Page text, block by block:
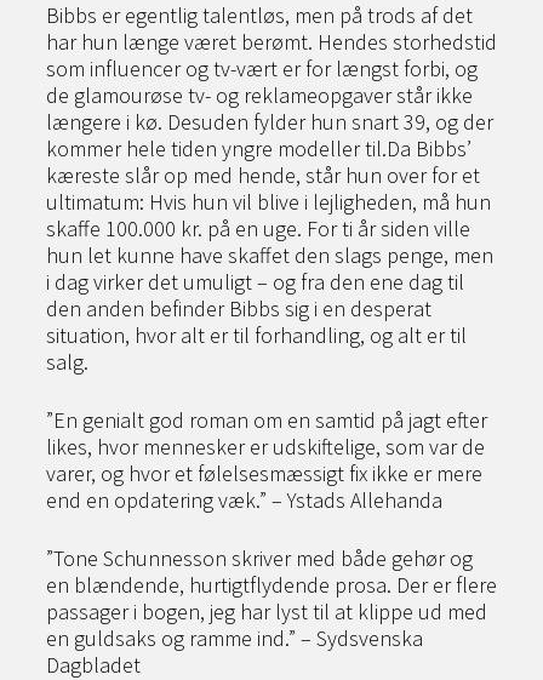
Bibbs er egentlig talentløs, men på trods af det
har hun længe været berømt. Hendes storheds­tid
som influencer og tv-vært er for længst forbi, og
de glamourøse tv- og reklameopgaver står ikke
længere i kø. Desuden fylder hun snart 39, og der
kommer hele tiden yngre modeller til.Da Bibbs’
kæreste slår op med hende, står hun over for et
ultimatum: Hvis hun vil blive i lej­ligheden, må hun
skaffe 100.000 kr. på en uge. For ti år siden ville
hun let kunne have skaffet den slags penge, men
i dag virker det umu­ligt – og fra den ene dag til
den anden befinder Bibbs sig i en desperat
situation, hvor alt er til forhandling, og alt er til
salg.
”En genialt god roman om en samtid på jagt efter
likes, hvor mennesker er udskiftelige, som var de
varer, og hvor et følelsesmæssigt fix ikke er mere
end en opdatering væk.” – Ystads Allehanda
”Tone Schunnesson skriver med både gehør og
en blændende, hurtigtflydende prosa. Der er flere
passager i bogen, jeg har lyst til at klippe ud med
en guldsaks og ramme ind.” – Sydsvenska
Dagbladet